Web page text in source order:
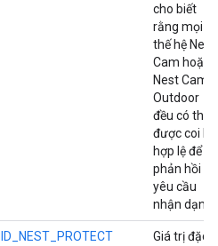
cho biết
rằng mọi
thế hệ Nest
Cam hoặc
Nest Cam
Outdoor
đều có thể
được coi là
hợp lệ để
phản hồi
yêu cầu
nhận dạng.
Giá trị đặc